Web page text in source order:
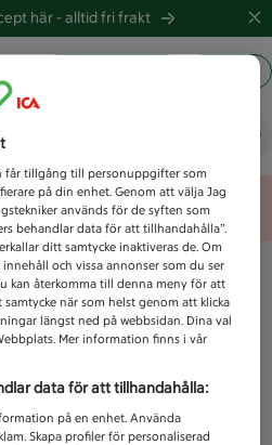
här -alltid fri frakt
idag?
error
får tillgång till personuppgifter som
på din enhet. Genom att välja Jag
används för de syften som
behandlar data för att tillhandahålla”.
ditt samtycke inaktiveras de. Om
och vissa annonser som du ser
kan återkomma till denna meny för att
när som helst genom att klicka
längst ned på webbsidan. Dina val
Mer information finns i vår
data för att tillhandahålla:
på en enhet. Använda
Skapa profiler för personaliserad